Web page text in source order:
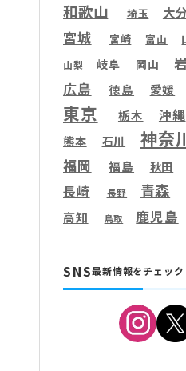
和歌山 埼玉 大
宮城 宮崎 富山
山梨 岐阜 岡山
広島 徳島 愛媛
東京 栃木 沖縄
熊本 石川 神奈
福岡 福島 秋田
長崎 長野 青森
高知 鳥取 鹿児島
SNS最新情報をチェック